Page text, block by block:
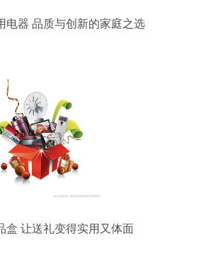
电器 品质与创新的家庭之选
盒 让送礼变得实用又体面